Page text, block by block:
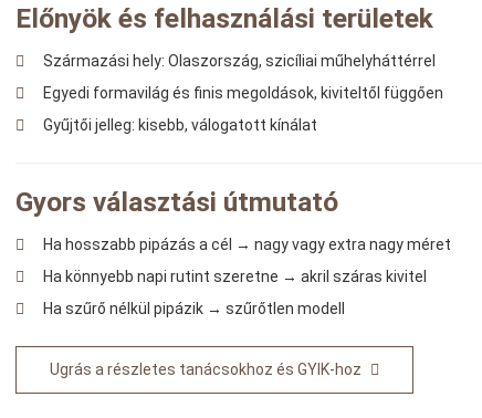
Előnyök és felhasználási területek
Származási hely: Olaszország, szicíliai műhelyháttérrel
Egyedi formavilág és finis megoldások, kiviteltől függően
Gyűjtői jelleg: kisebb, válogatott kínálat
Gyors választási útmutató
Ha hosszabb pipázás a cél → nagy vagy extra nagy méret
Ha könnyebb napi rutint szeretne → akril száras kivitel
Ha szűrő nélkül pipázik → szűrőtlen modell
Ugrás a részletes tanácsokhoz és GYIK-hoz